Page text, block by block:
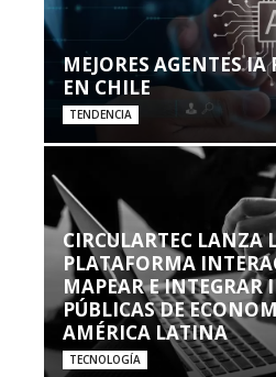
MEJORES AGENTES IA
EN CHILE
TENDENCIA
CIRCULARTEC LANZA
PLATAFORMA
MAPEAR E INTEGRAR
PÚBLICAS DE
AMÉRICA LATINA
TECNOLOGÍA